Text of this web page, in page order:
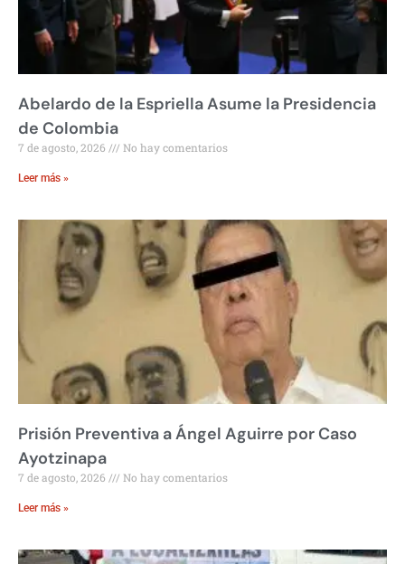
Abelardo de la Espriella Asume la Presidencia
de Colombia
7 de agosto, 2026 No hay comentarios
Leer más »
Prisión Preventiva a Ángel Aguirre por Caso
Ayotzinapa
7 de agosto, 2026 No hay comentarios
Leer más »